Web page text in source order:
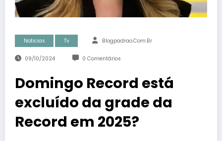
Noticias Tv Blogpadrao.com.br
09/10/2024 0 Comentários
Domingo Record está
excluído da grade da
Record em 2025?